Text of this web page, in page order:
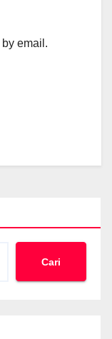
email.
Cari